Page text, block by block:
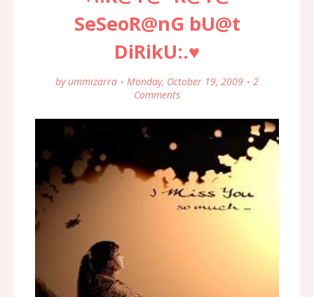
SeSeoR@nG bU@t
DiRikU:.♥
by ummizarra Monday, October 19, 2009
2
Comments